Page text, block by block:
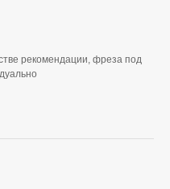
рекомендации, фреза под